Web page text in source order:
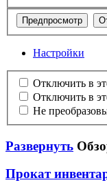
Настройки
Отключить в
Отключить в
Не
Развернуть
Прокат